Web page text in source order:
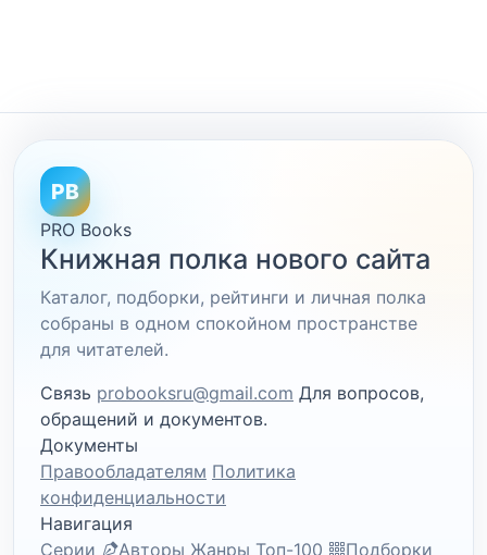
PB
PRO Books
Книжная полка нового сайта
Каталог, подборки, рейтинги и личная полка
собраны в одном спокойном пространстве
для читателей.
Связь probooksru@gmail.com Для вопросов,
обращений и документов.
Документы
Правообладателям Политика
конфиденциальности
Навигация
Серии
Авторы Жанры Топ-100 Подборки